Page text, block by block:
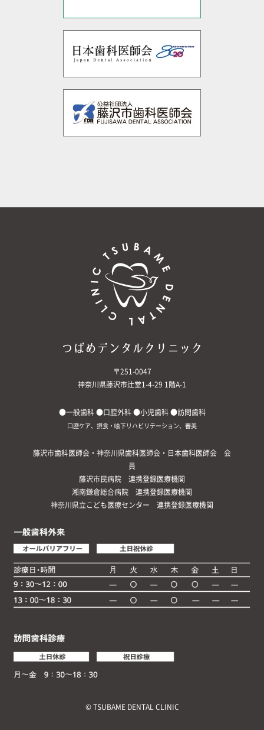
〒251-0047
神奈川県藤沢市辻堂1-4-29 1階A-1
●一般歯科 ●口腔外科 ●小児歯科 ●訪問歯科
口腔ケア、摂食・嚥下リハビリテーション、審美
藤沢市歯科医師会・神奈川県歯科医師会・日本歯科医師会 会
員
藤沢市民病院 連携登録医療機関
湘南鎌倉総合病院 連携登録医療機関
神奈川県立こども医療センター 連携登録医療機関
© TSUBAME DENTAL CLINIC